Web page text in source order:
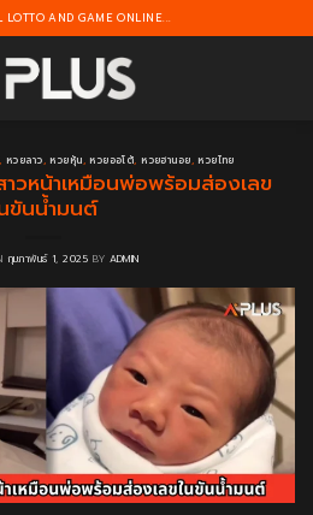
LOTTO AND GAME ONLINE...
, หวยลาว, หวยหุ้น, หวยออโต้, หวยฮานอย, หวยไทย
วหน้าเหมือนพ่อพร้อมส่องเลข
ขันน้ำมนต์
กุมภาพันธ์ 1, 2025 BY ADMIN